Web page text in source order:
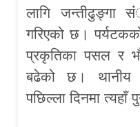
लागि जन्तीढुङ्गा
गरिएको छ।
प्रकृतिका पसल र
बढेको छ। थानीय
पछिल्ला दिनमा